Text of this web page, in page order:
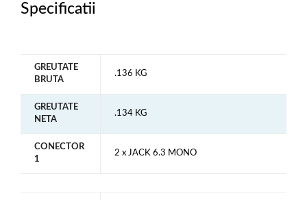
Specificatii
GREUTATE
BRUTA
.136 KG
GREUTATE
NETA
.134 KG
CONECTOR
1
2 x JACK 6.3 MONO